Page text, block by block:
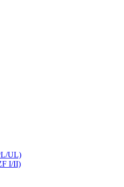
UL)
I/II)